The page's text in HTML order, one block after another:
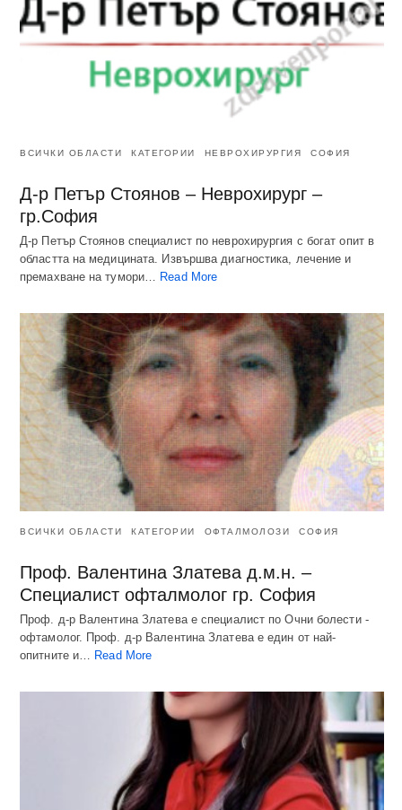
ВСИЧКИ ОБЛАСТИ КАТЕГОРИИ НЕВРОХИРУРГИЯ СОФИЯ
Д-р Петър Стоянов – Неврохирург –
гр.София
Д-р Петър Стоянов специалист по неврохирургия с богат опит в
областта на медицината. Извършва диагностика, лечение и
премахване на тумори… Read More
ВСИЧКИ ОБЛАСТИ КАТЕГОРИИ ОФТАЛМОЛОЗИ СОФИЯ
Проф. Валентина Златева д.м.н. –
Специалист офталмолог гр. София
Проф. д-р Валентина Златева е специалист по Очни болести -
офтамолог. Проф. д-р Валентина Златева е един от най-
опитните и…
Read More